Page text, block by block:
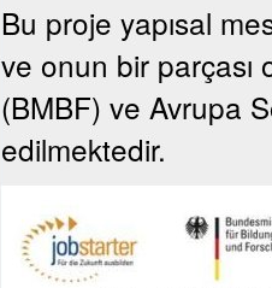
Bu proje yapısal
ve onun bir parçası
(BMBF) ve Avrupa
edilmektedir.